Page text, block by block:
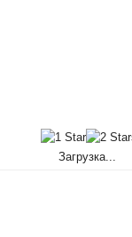
Загрузка...